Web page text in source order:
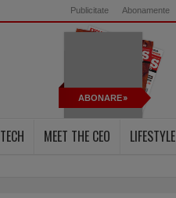
Publicitate Abonamente
ABONARE
TECH MEET THE CEO LIFESTYLE